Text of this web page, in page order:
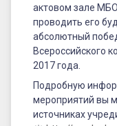
актовом зале
проводить его
абсолютный
Всероссийского
2017 года.
Подробную
мероприятий вы
источниках